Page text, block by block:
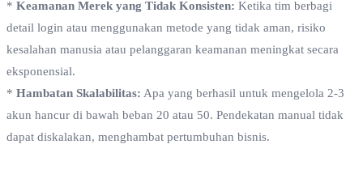
* Keamanan Merek yang Tidak Konsisten: Ketika tim berbagi
detail login atau menggunakan metode yang tidak aman, risiko
kesalahan manusia atau pelanggaran keamanan meningkat secara
eksponensial.
* Hambatan Skalabilitas: Apa yang berhasil untuk mengelola 2-3
akun hancur di bawah beban 20 atau 50. Pendekatan manual tidak
dapat diskalakan, menghambat pertumbuhan bisnis.